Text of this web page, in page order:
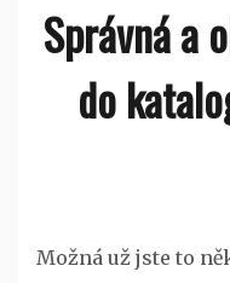
Správná a
do
Možná už jste to